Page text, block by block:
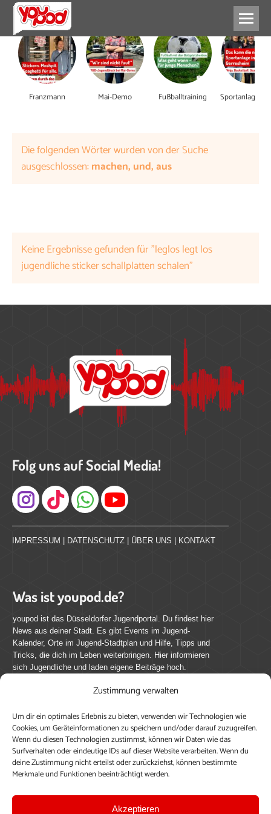
Zustimmung verwalten
Um dir ein optimales Erlebnis zu bieten, verwenden wir Technologien wie
Cookies, um Geräteinformationen zu speichern und/oder darauf zuzugreifen.
Wenn du diesen Technologien zustimmst, können wir Daten wie das
Surfverhalten oder eindeutige IDs auf dieser Website verarbeiten. Wenn du
deine Zustimmung nicht erteilst oder zurückziehst, können bestimmte
Merkmale und Funktionen beeinträchtigt werden.
Akzeptieren
Franzmann Mai-Demo Fußballtraining
Die folgenden Wörter wurden von der Suche
ausgeschlossen:machen, und, aus
Keine Ergebnisse gefunden für "leglos legt los
jugendliche sticker schallplatten schalen"
Folg uns auf Social Media!
Instagram
IMPRESSUM DATENSCHUTZ ÜBER UNS KONTAKT
Was ist youpod.de?
youpod ist das Düsseldorfer Jugendportal. Du findest hier
News aus deiner Stadt. Es gibt Events im Jugend-
Kalender, Orte im Jugend-Stadtplan und Hilfe, Tipps und
Tricks, die dich im Leben weiterbringen. Hier informieren
sich Jugendliche und laden eigene Beiträge hoch.
Mach mit bei youpod.de!
youpod.de lebt von Menschen wie dir. Sammel
journalistische Erfahrung, teile deine Perspektive und
veröffentliche deine Beiträge auf youpod.de.Du musst
dich anmelden, um alle Funktionen nutzen zu können, ein
Profil anzulegen, eigene Beiträge hochzuladen und zu
Einloggen